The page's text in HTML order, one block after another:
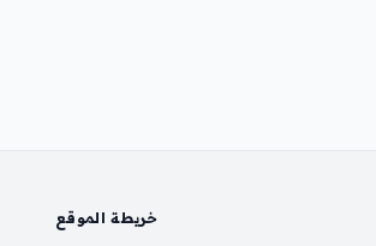
خريطة الموقع